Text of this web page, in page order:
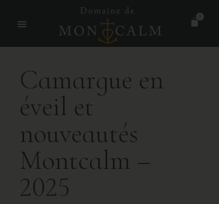
0
Camargue en
éveil et
nouveautés
Montcalm –
2025